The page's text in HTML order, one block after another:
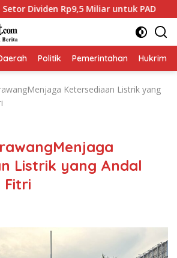
Miliar untuk PAD BPJS
Politik Pemerintahan Hukrim
Ketersediaan Listrik yang
Listrik yang Andal
Fitri